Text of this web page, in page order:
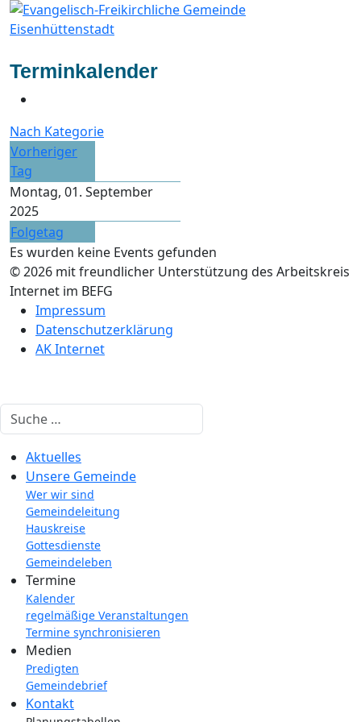
Terminkalender
Nach Kategorie
Vorheriger
Tag
Montag, 01. September
2025
Folgetag
Es wurden keine Events gefunden
© 2026 mit freundlicher Unterstützung des Arbeitskreis
Internet im BEFG
Impressum
Datenschutzerklärung
AK Internet
Suchen
Aktuelles
Unsere Gemeinde
Wer wir sind
Gemeindeleitung
Hauskreise
Gottesdienste
Gemeindeleben
Termine
Kalender
regelmäßige Veranstaltungen
Termine synchronisieren
Medien
Predigten
Gemeindebrief
Kontakt